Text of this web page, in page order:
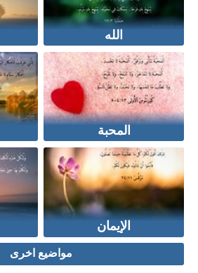
الله
المحبة
الإيمان
مواضيع اخرى